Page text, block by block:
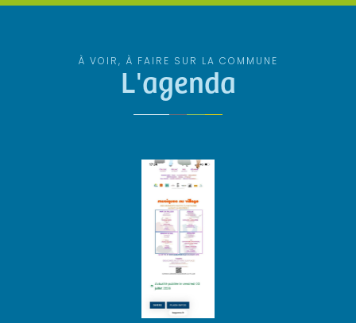
À VOIR, À FAIRE SUR LA COMMUNE
L'agenda